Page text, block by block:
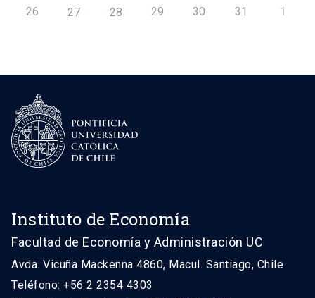
26 27 28 29 30 31 1
Instituto de Economía
Facultad de Economía y Administración UC
Avda. Vicuña Mackenna 4860, Macul. Santiago, Chile
Teléfono: +56 2 2354 4303